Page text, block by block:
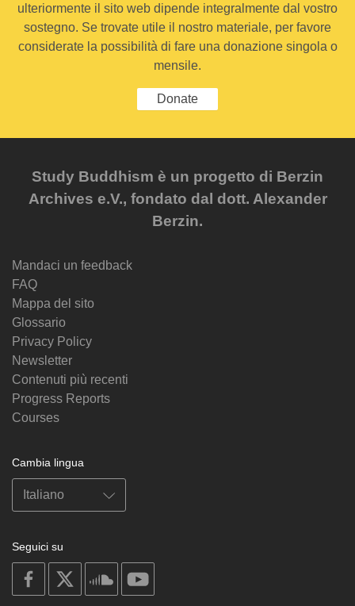
ulteriormente il sito web dipende integralmente dal vostro
sostegno. Se trovate utile il nostro materiale, per favore
considerate la possibilità di fare una donazione singola o
mensile.
Donate
Study Buddhism è un progetto di Berzin
Archives e.V., fondato dal dott. Alexander
Berzin.
Mandaci un feedback
FAQ
Mappa del sito
Glossario
Privacy Policy
Newsletter
Contenuti più recenti
Progress Reports
Courses
Cambia lingua
Seguici su
on
facebook
soundcloud